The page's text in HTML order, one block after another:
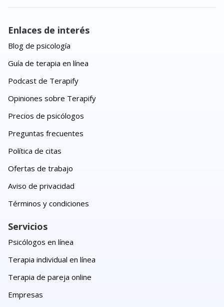
Enlaces de interés
Blog de psicología
Guía de terapia en línea
Podcast de Terapify
Opiniones sobre Terapify
Precios de psicólogos
Preguntas frecuentes
Política de citas
Ofertas de trabajo
Aviso de privacidad
Términos y condiciones
Servicios
Psicólogos en línea
Terapia individual en línea
Terapia de pareja online
Empresas